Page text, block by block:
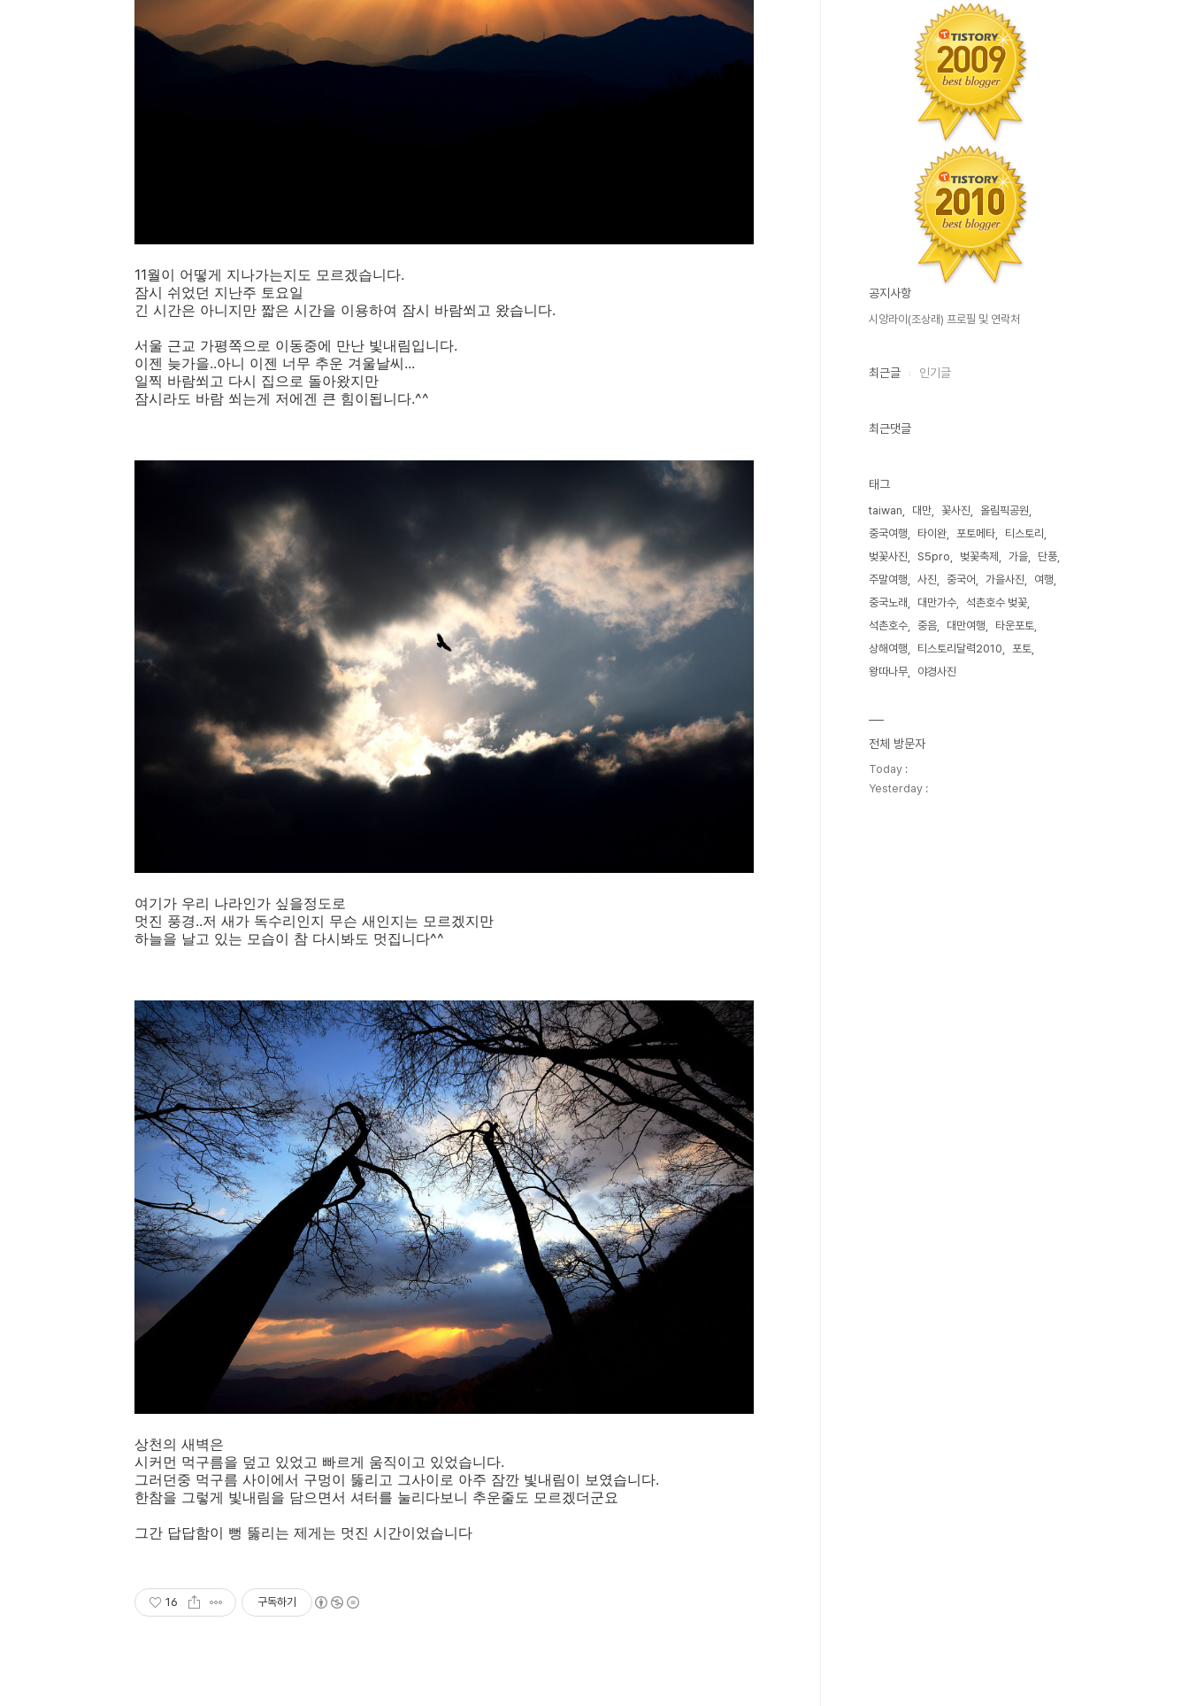
11월이 어떻게 지나가는지도 모르겠습니다.
잠시 쉬었던 지난주 토요일
긴 시간은 아니지만 짧은 시간을 이용하여 잠시 바람쐬고 왔습니다.
서울 근교 가평쪽으로 이동중에 만난 빛내림입니다.
이젠 늦가을..아니 이젠 너무 추운 겨울날씨...
일찍 바람쐬고 다시 집으로 돌아왔지만
잠시라도 바람 쐬는게 저에겐 큰 힘이됩니다.^^
여기가 우리 나라인가 싶을정도로
멋진 풍경..저 새가 독수리인지 무슨 새인지는 모르겠지만
하늘을 날고 있는 모습이 참 다시봐도 멋집니다^^
상천의 새벽은
시커먼 먹구름을 덮고 있었고 빠르게 움직이고 있었습니다.
그러던중 먹구름 사이에서 구멍이 뚫리고 그사이로 아주 잠깐 빛내림이 보였습니다.
한참을 그렇게 빛내림을 담으면서 셔터를 눌리다보니 추운줄도 모르겠더군요
그간 답답함이 뻥 뚫리는 제게는 멋진 시간이었습니다
16 구독하기
공지사항
시앙라이(조상래) 프로필 및 연락처
최근글 인기글
최근댓글
태그
taiwan 대만 꽃사진
올림픽공원
중국여행
타이완 포토메타
티스토리
벚꽃사진
S5pro 벚꽃축제 가을
단풍
주말여행
사진 중국어 가을사진
여행
중국노래
대만가수
석촌호수 벚꽃
석촌호수
중음 대만여행
타운포토
상해여행
티스토리달력2010
포토
왕따나무
야경사진
전체 방문자
Today :
Yesterday :